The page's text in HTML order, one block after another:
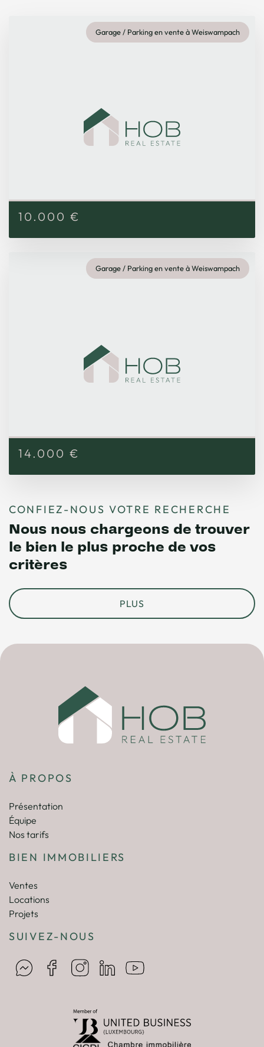
Garage / Parking en vente à Weiswampach
10.000 €
Garage / Parking en vente à Weiswampach
14.000 €
CONFIEZ-NOUS VOTRE RECHERCHE
Nous nous chargeons de trouver
le bien le plus proche de vos
critères
PLUS
À PROPOS
Présentation
Équipe
Nos tarifs
BIEN IMMOBILIERS
Ventes
Locations
Projets
SUIVEZ-NOUS